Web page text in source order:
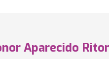
Aparecido